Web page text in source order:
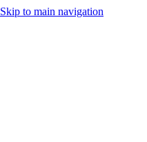
Skip to main navigation